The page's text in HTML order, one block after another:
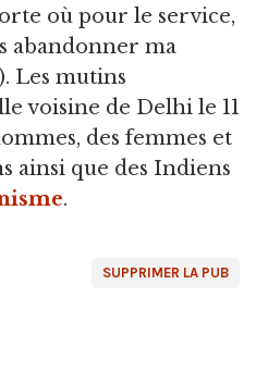
où pour le service,
abandonner ma
Les mutins
voisine de Delhi le 11
des femmes et
ainsi que des Indiens
.
SUPPRIMER LA PUB